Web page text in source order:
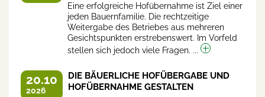
Eine erfolgreiche Hofübernahme ist Ziel einer
jeden Bauernfamilie. Die rechtzeitige
Weitergabe des Betriebes aus mehreren
Gesichtspunkten erstrebenswert. Im Vorfeld
stellen sich jedoch viele Fragen. ...
20.10
2026
DIE BÄUERLICHE HOFÜBERGABE UND
HOFÜBERNAHME GESTALTEN